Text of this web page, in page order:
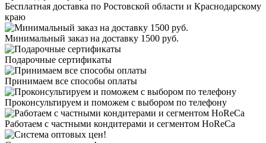
Бесплатная доставка по Ростовской области и Краснодарскому
краю
Минимальный заказ на доставку 1500 руб.
Подарочные сертификаты
Принимаем все способы оплаты
Проконсультируем и поможем с выбором по телефону
Работаем с частными кондитерами и сегментом HoReCa